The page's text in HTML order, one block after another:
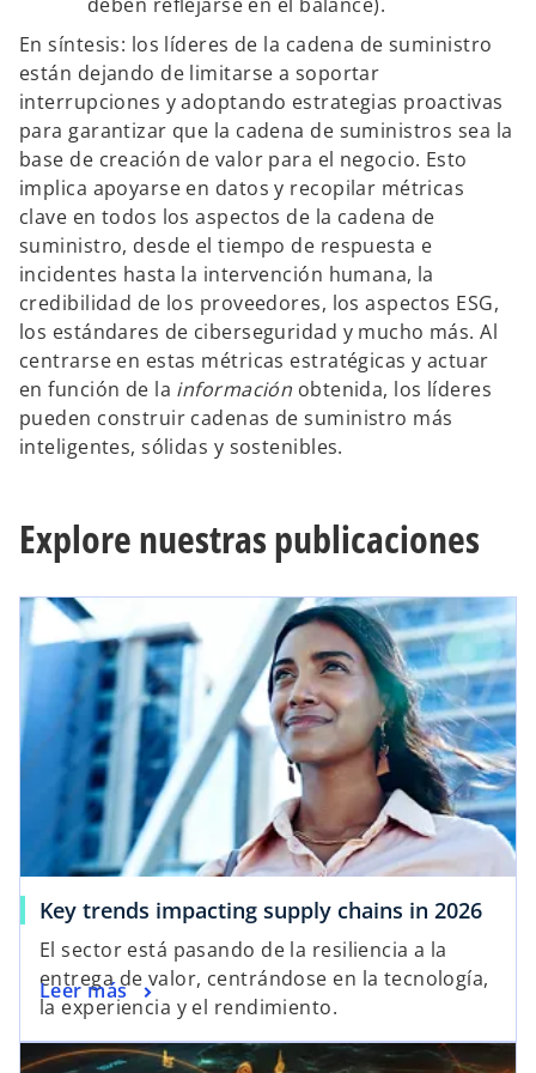
En síntesis: los líderes de la cadena de suministro
están dejando de limitarse a soportar
interrupciones y adoptando estrategias proactivas
para garantizar que la cadena de suministros sea la
base de creación de valor para el negocio. Esto
implica apoyarse en datos y recopilar métricas
clave en todos los aspectos de la cadena de
suministro, desde el tiempo de respuesta e
incidentes hasta la intervención humana, la
credibilidad de los proveedores, los aspectos ESG,
los estándares de ciberseguridad y mucho más. Al
centrarse en estas métricas estratégicas y actuar
en función de la información obtenida, los líderes
pueden construir cadenas de suministro más
inteligentes, sólidas y sostenibles.
Explore nuestras publicaciones
Key trends impacting supply chains in 2026s
b
e
El sector está pasando de la resiliencia a la
entrega de valor, centrándose en la tecnología,
la experiencia y el rendimiento.
Leer más
s
e
a
se abre en una pestaña nueva